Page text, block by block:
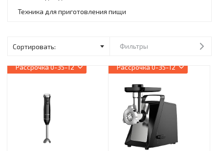
Мелкая бытовая техника
Фильтры для воды
Мелкая бытовая техника
Техника для приготовления пищи
Фильтры
Рассрочка0-35-12 Рассрочка0-35-12